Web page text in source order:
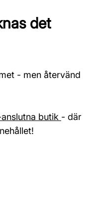
det
- men återvänd
butik - där